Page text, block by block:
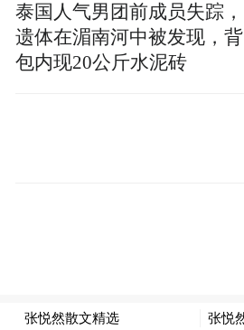
泰国人气男团前成员失踪，
遗体在湄南河中被发现，背
包内现20公斤水泥砖